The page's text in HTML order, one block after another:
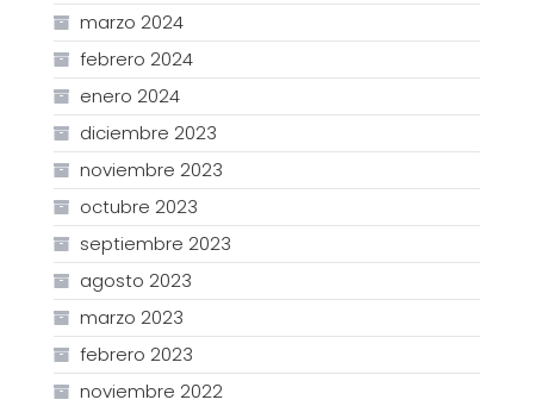
marzo 2024
febrero 2024
enero 2024
diciembre 2023
noviembre 2023
octubre 2023
septiembre 2023
agosto 2023
marzo 2023
febrero 2023
noviembre 2022